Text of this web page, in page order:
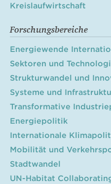
Kreislaufwirtschaft
Forschungsbereiche
Energiewende
Sektoren und
Strukturwandel und
Systeme und
Transformative
Energiepolitik
Internationale
Mobilität und
Stadtwandel
UN-Habitat